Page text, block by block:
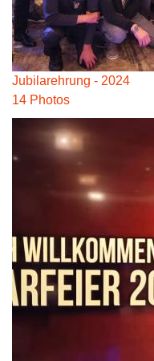
Jubilarehrung - 2024
14 Photos